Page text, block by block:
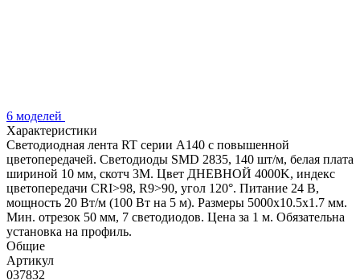
6 моделей
Характеристики
Светодиодная лента RT серии A140 с повышенной
цветопередачей. Светодиоды SMD 2835, 140 шт/м, белая плата
шириной 10 мм, скотч 3М. Цвет ДНЕВНОЙ 4000K, индекс
цветопередачи CRI>98, R9>90, угол 120°. Питание 24 В,
мощность 20 Вт/м (100 Вт на 5 м). Размеры 5000х10.5х1.7 мм.
Мин. отрезок 50 мм, 7 светодиодов. Цена за 1 м. Обязательна
установка на профиль.
Общие
Артикул
037832